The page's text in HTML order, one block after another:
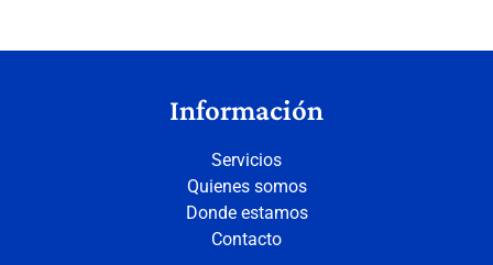
Información
Servicios
Quienes somos
Donde estamos
Contacto